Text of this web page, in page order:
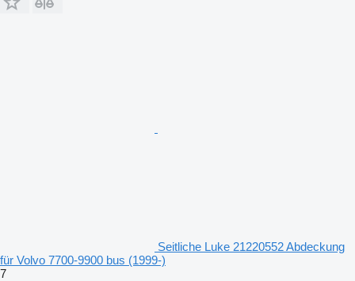
Seitliche Luke 21220552 Abdeckung
für Volvo 7700-9900 bus (1999-)
7